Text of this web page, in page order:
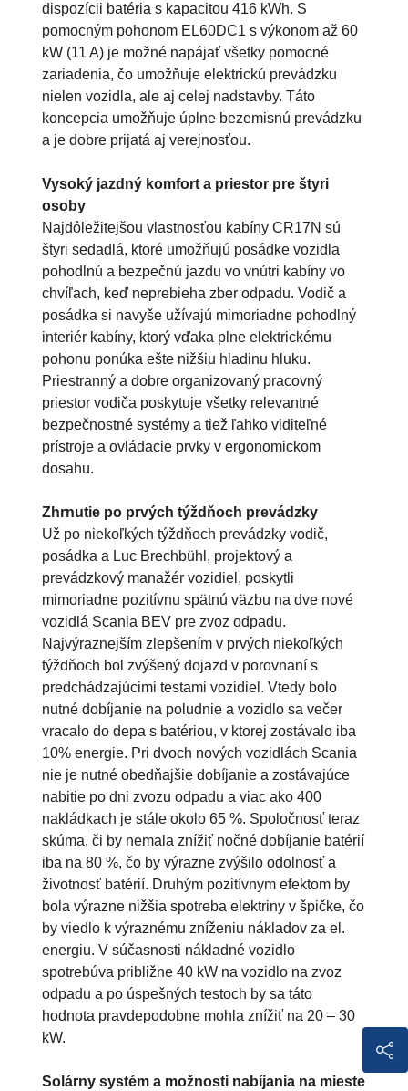
dispozícii batéria s kapacitou 416 kWh. S
pomocným pohonom EL60DC1 s výkonom až 60
kW (11 A) je možné napájať všetky pomocné
zariadenia, čo umožňuje elektrickú prevádzku
nielen vozidla, ale aj celej nadstavby. Táto
koncepcia umožňuje úplne bezemisnú prevádzku
a je dobre prijatá aj verejnosťou.
Vysoký jazdný komfort a priestor pre štyri
osoby
Najdôležitejšou vlastnosťou kabíny CR17N sú
štyri sedadlá, ktoré umožňujú posádke vozidla
pohodlnú a bezpečnú jazdu vo vnútri kabíny vo
chvíľach, keď neprebieha zber odpadu. Vodič a
posádka si navyše užívajú mimoriadne pohodlný
interiér kabíny, ktorý vďaka plne elektrickému
pohonu ponúka ešte nižšiu hladinu hluku.
Priestranný a dobre organizovaný pracovný
priestor vodiča poskytuje všetky relevantné
bezpečnostné systémy a tiež ľahko viditeľné
prístroje a ovládacie prvky v ergonomickom
dosahu.
Zhrnutie po prvých týždňoch prevádzky
Už po niekoľkých týždňoch prevádzky vodič,
posádka a Luc Brechbühl, projektový a
prevádzkový manažér vozidiel, poskytli
mimoriadne pozitívnu spätnú väzbu na dve nové
vozidlá Scania BEV pre zvoz odpadu.
Najvýraznejším zlepšením v prvých niekoľkých
týždňoch bol zvýšený dojazd v porovnaní s
predchádzajúcimi testami vozidiel. Vtedy bolo
nutné dobíjanie na poludnie a vozidlo sa večer
vracalo do depa s batériou, v ktorej zostávalo iba
10% energie. Pri dvoch nových vozidlách Scania
nie je nutné obedňajšie dobíjanie a zostávajúce
nabitie po dni zvozu odpadu a viac ako 400
nakládkach je stále okolo 65 %. Spoločnosť teraz
skúma, či by nemala znížiť nočné dobíjanie batérií
iba na 80 %, čo by výrazne zvýšilo odolnosť a
životnosť batérií. Druhým pozitívnym efektom by
bola výrazne nižšia spotreba elektriny v špičke, čo
by viedlo k výraznému zníženiu nákladov za el.
energiu. V súčasnosti nákladné vozidlo
spotrebúva približne 40 kW na vozidlo na zvoz
odpadu a po úspešných testoch by sa táto
hodnota pravdepodobne mohla znížiť na 20 – 30
kW.
Solárny systém a možnosti nabíjania na mieste